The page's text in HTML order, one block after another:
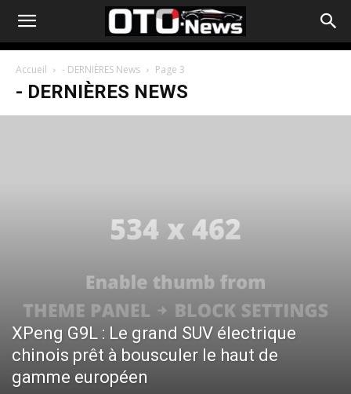
Accueil - DERNIÈRES News Page 3
- DERNIÈRES NEWS
XPeng G9L : Le grand SUV électrique
chinois prêt à bousculer le haut de
gamme européen